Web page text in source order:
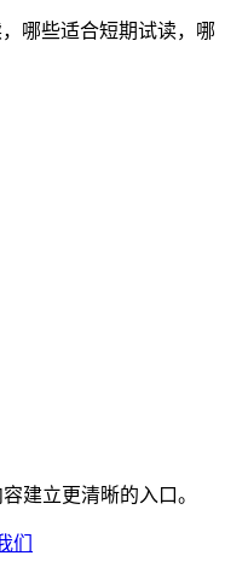
哪些适合短期试读，哪
建立更清晰的入口。
们